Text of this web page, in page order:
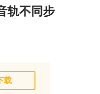
轨不同步
载